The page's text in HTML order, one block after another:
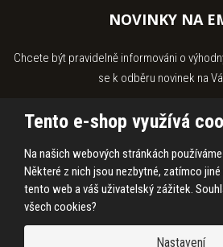
Tento e-shop využívá
Na našich webových stránkách
Některé z nich jsou nezbytné, zatímco
tento web a váš uživatelský zážitek.
všech cookies?
Nastavení
NOVINKY NA
Chcete být pravidelně informováni o
se k odběru novinek na
Souhlasím sezpracováním
© 2026, HASS Hroby s.r.o.
Ochrana osobních